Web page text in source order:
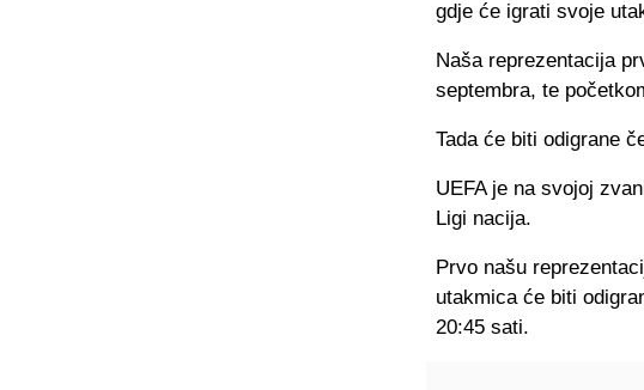
gdje će igrati svoje
Naša reprezentacija
septembra, te
Tada će biti odigrane
UEFA je na svojoj
Ligi nacija.
Prvo našu
utakmica će biti
20:45 sati.